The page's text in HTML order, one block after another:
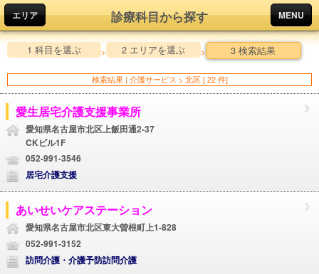
エリア 診療科目から探す MENU
1 科目を選ぶ > 2 エリアを選ぶ > 3 検索結果
検索結果 | 介護サービス > 北区 [ 22 件]
愛生居宅介護支援事業所
愛知県名古屋市北区上飯田通2-37
CKビル1F
052-991-3546
居宅介護支援
あいせいケアステーション
愛知県名古屋市北区東大曽根町上1-828
052-991-3152
訪問介護・介護予防訪問介護